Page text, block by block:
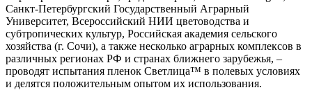
Санкт-Петербургский Государственный Аграрный
Университет, Всероссийский НИИ цветоводства и
субтропических культур, Российская академия сельского
хозяйства (г. Сочи), а также несколько аграрных комплексов в
различных регионах РФ и странах ближнего зарубежья, –
проводят испытания пленок Светлица™ в полевых условиях
и делятся положительным опытом их использования.